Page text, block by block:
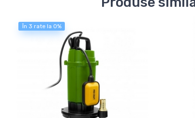
În 3 rate la 0%